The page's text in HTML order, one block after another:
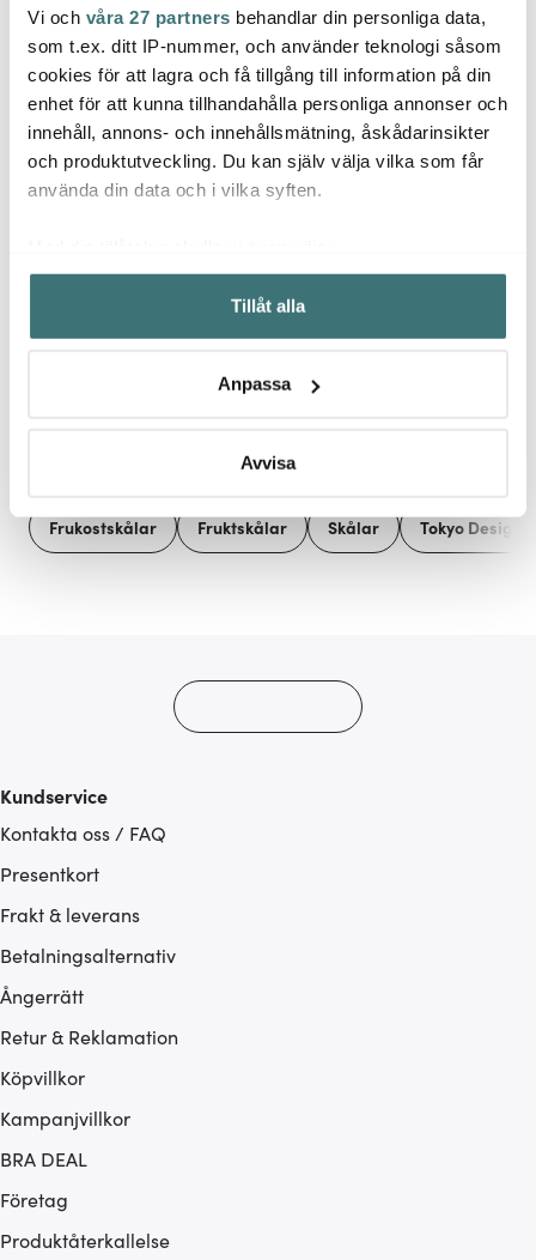
Vi och våra 27 partners behandlar din personliga data,
som t.ex. ditt IP-nummer, och använder teknologi såsom
cookies för att lagra och få tillgång till information på din
enhet för att kunna tillhandahålla personliga annonser och
innehåll, annons- och innehållsmätning, åskådarinsikter
och produktutveckling. Du kan själv välja vilka som får
använda din data och i vilka syften.
Samla in information om din geografiska plats som
kan ha en noggrannhet på upp till flera meter
Identifiera din enhet genom att aktivt skanna den för
Ta reda på mer om hur dina personliga uppgifter
Du kan ändra eller dra tillbaka ditt samtycke när som
Vi använder cookies för att innehållet och annonserna
Tillåt alla
Anpassa
Avvisa
Tokyo Design Studio
Ramen sked 20 cm
brun
89 kr
Få i lager
Tokyo Design Studio
Hokusai Nami
ramenskål 17 cm blå/vit
279 kr
I lager
Katt
79 kr
Låt dig inspireras av våra kunder
Frukostskålar Fruktskålar Skålar Tokyo Design
Kundservice
Kontakta oss / FAQ
Presentkort
Frakt & leverans
Betalningsalternativ
Ångerrätt
Retur & Reklamation
Köpvillkor
Kampanjvillkor
BRA DEAL
Företag
Produktåterkallelse